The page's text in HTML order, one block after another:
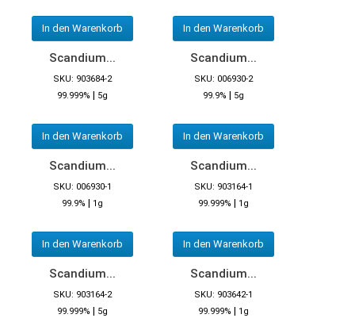
In den Warenkorb In den Warenkorb
Scandium...
SKU: 903684-2
99.999% | 5g
In den Warenkorb
Scandium...
SKU: 006930-2
99.9% | 5g
In den Warenkorb
Scandium...
SKU: 006930-1
99.9% | 1g
In den Warenkorb
Scandium...
SKU: 903164-1
99.999% | 1g
In den Warenkorb
Scandium...
SKU: 903164-2
99.999% | 5g
Scandium...
SKU: 903642-1
99.999% | 1g